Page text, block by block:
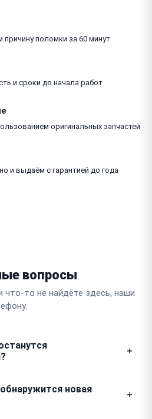
причину поломки за 60 минут
и сроки до начала работ
оригинальных запчастей
и выдаём с гарантией до года
вопросы
что-то не найдёте здесь, наши
настройкам для ремонта
всех работ система
новая